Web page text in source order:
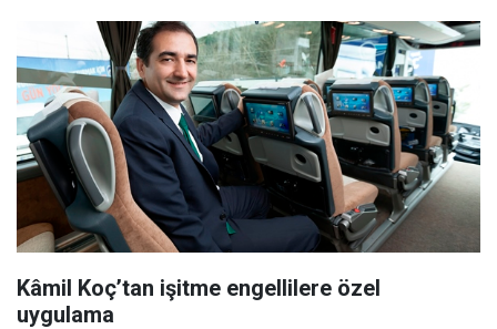
Kâmil Koç’tan işitme engellilere özel
uygulama